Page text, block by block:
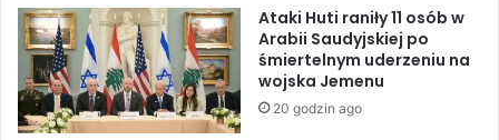
e
p
d
e
m
l
e
e
a
Ataki Huti raniły 11 osób w
Arabii Saudyjskiej po
śmiertelnym uderzeniu na
wojska Jemenu
20 godzin ago